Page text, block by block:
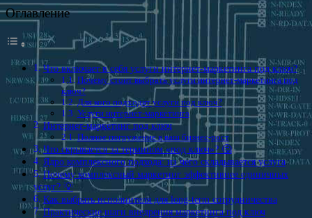
Оглавление
Что включает в себя услуги интернет-маркетинга под ключ?
Почему стоит выбрать услуги интернет-маркетинга под
ключ?
Для кого подходят услуги под ключ?
Услуги интернет-маркетинга
Интернет-маркетинг под ключ
Полное погружение в ваш бизнес-рост
Что скрывается за термином «под ключ»? 🤔
Ядро комплексного подхода: из чего складывается услуга
Почему комплексный маркетинг эффективнее единичных
услуг? 💡
Как выбрать исполнителя для long-term сотрудничества
Практические шаги внедрения маркетинга под ключ